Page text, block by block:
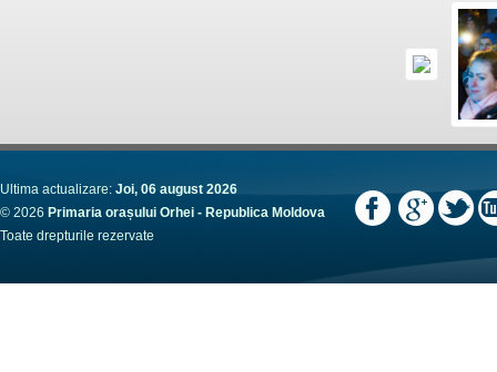
Ultima actualizare: Joi, 06 august 2026
© 2026 Primaria orașului Orhei - Republica Moldova
Toate drepturile rezervate